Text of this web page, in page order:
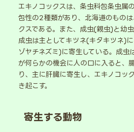
エキノコックスは、条虫科包条虫属
包性の2種類があり、北海道のもの
クスである。また、成虫(親虫)と幼
成虫は主としてキツネ(キタキツネ)
ゾヤチネズミ)に寄生している。成虫
が何らかの機会に人の口に入ると、
り、主に肝臓に寄生し、エキノコッ
き起こす。
寄生する動物